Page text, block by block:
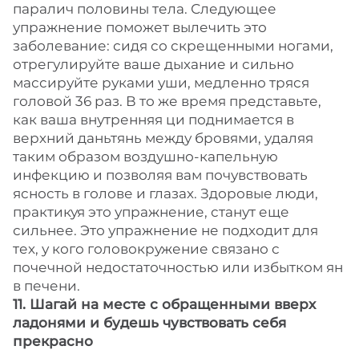
паралич половины тела. Следующее
упражнение поможет вылечить это
заболевание: сидя со скрещенными ногами,
отрегулируйте ваше дыхание и сильно
массируйте руками уши, медленно тряся
головой 36 раз. В то же время представьте,
как ваша внутренняя ци поднимается в
верхний даньтянь между бровями, удаляя
таким образом воздушно-капельную
инфекцию и позволяя вам почувствовать
ясность в голове и глазах. Здоровые люди,
практикуя это упражнение, станут еще
сильнее. Это упражнение не подходит для
тех, у кого головокружение связано с
почечной недостаточностью или избытком ян
в печени.
11. Шагай на месте с обращенными вверх
ладонями и будешь чувствовать себя
прекрасно